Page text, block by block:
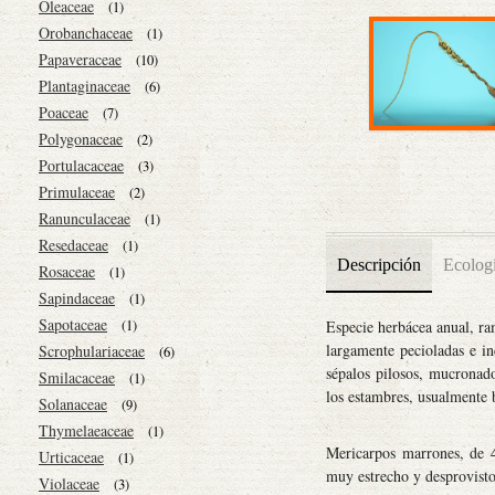
Oleaceae (1)
Orobanchaceae (1)
Papaveraceae (10)
Plantaginaceae (6)
Poaceae (7)
Polygonaceae (2)
Portulacaceae (3)
Primulaceae (2)
Ranunculaceae (1)
Resedaceae (1)
Rosaceae (1)
Sapindaceae (1)
Sapotaceae (1)
Scrophulariaceae (6)
Smilacaceae (1)
Solanaceae (9)
Thymelaeaceae (1)
Urticaceae (1)
Violaceae (3)
Descripción
Especie herbácea anual,
largamente pecioladas e
sépalos pilosos,
los estambres,
Mericarpos marrones,
muy estrecho y